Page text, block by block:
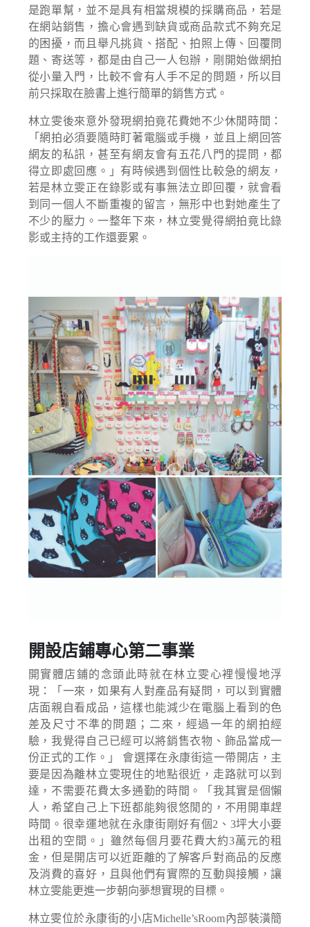
是跑單幫，並不是具有相當規模的採購商品，若是
在網站銷售，擔心會遇到缺貨或商品款式不夠充足
的困擾，而且舉凡挑貨、搭配、拍照上傳、回覆問
題、寄送等，都是由自己一人包辦，剛開始做網拍
從小量入門，比較不會有人手不足的問題，所以目
前只採取在臉書上進行簡單的銷售方式。
林立雯後來意外發現網拍竟花費她不少休閒時間：
「網拍必須要隨時盯著電腦或手機，並且上網回答
網友的私訊，甚至有網友會有五花八門的提問，都
得立即處回應。」有時候遇到個性比較急的網友，
若是林立雯正在錄影或有事無法立即回覆，就會看
到同一個人不斷重複的留言，無形中也對她產生了
不少的壓力。一整年下來，林立雯覺得網拍竟比錄
影或主持的工作還要累。
開設店鋪專心第二事業
開實體店鋪的念頭此時就在林立雯心裡慢慢地浮
現：「一來，如果有人對產品有疑問，可以到實體
店面親自看成品，這樣也能減少在電腦上看到的色
差及尺寸不準的問題；二來，經過一年的網拍經
驗，我覺得自己已經可以將銷售衣物、飾品當成一
份正式的工作。」 會選擇在永康街這一帶開店，主
要是因為離林立雯現住的地點很近，走路就可以到
達，不需要花費太多通勤的時間。「我其實是個懶
人，希望自己上下班都能夠很悠閒的，不用開車趕
時間。很幸運地就在永康街剛好有個2、3坪大小要
出租的空間。」雖然每個月要花費大約3萬元的租
金，但是開店可以近距離的了解客戶對商品的反應
及消費的喜好，且與他們有實際的互動與接觸，讓
林立雯能更進一步朝向夢想實現的目標。
林立雯位於永康街的小店Michelle’sRoom內部裝潢簡